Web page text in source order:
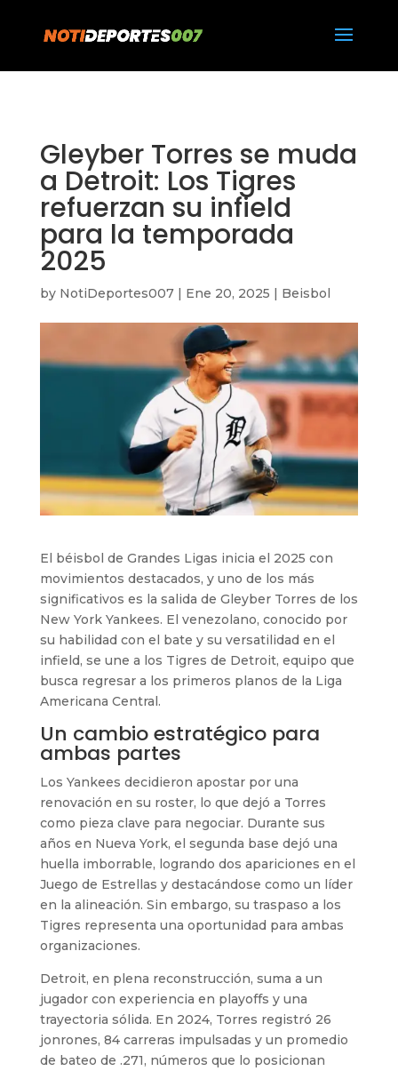
Gleyber Torres se muda
a Detroit: Los Tigres
refuerzan su infield
para la temporada
2025
by NotiDeportes007| Ene 20, 2025 | Beisbol
El béisbol de Grandes Ligas inicia el 2025 con
movimientos destacados, y uno de los más
significativos es la salida de Gleyber Torres de los
New York Yankees. El venezolano, conocido por
su habilidad con el bate y su versatilidad en el
infield, se une a los Tigres de Detroit, equipo que
busca regresar a los primeros planos de la Liga
Americana Central.
Un cambio estratégico para
ambas partes
Los Yankees decidieron apostar por una
renovación en su roster, lo que dejó a Torres
como pieza clave para negociar. Durante sus
años en Nueva York, el segunda base dejó una
huella imborrable, logrando dos apariciones en el
Juego de Estrellas y destacándose como un líder
en la alineación. Sin embargo, su traspaso a los
Tigres representa una oportunidad para ambas
organizaciones.
Detroit, en plena reconstrucción, suma a un
jugador con experiencia en playoffs y una
trayectoria sólida. En 2024, Torres registró 26
jonrones, 84 carreras impulsadas y un promedio
de bateo de .271, números que lo posicionan